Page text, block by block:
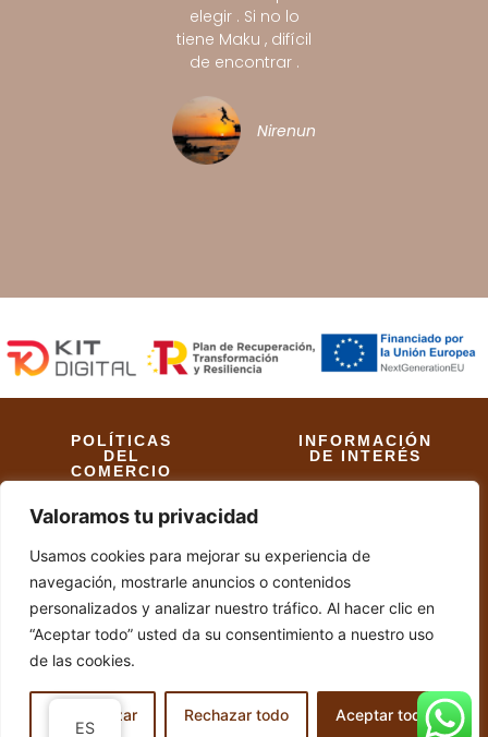
Valoramos tu privacidad
Usamos cookies para mejorar su experiencia de
navegación, mostrarle anuncios o contenidos
personalizados y analizar nuestro tráfico. Al hacer clic en
“Aceptar todo” usted da su consentimiento a nuestro uso
de las cookies.
Personalizar Rechazar todo Aceptar todo
elegir . Si no lo
tiene Maku , difícil
de encontrar .
Nirenunutsi
POLÍTICAS
DEL
COMERCIO
Políticas de Envío
Políticas de
Privacidad
Políticas de
Devoluciones y
Reembolsos
INFORMACIÓN
DE INTERÉS
Accesibilidad
por RK Informatika
ES